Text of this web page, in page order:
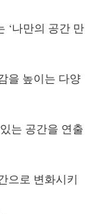
‘나만의 공간 만
을 높이는 다양
는 공간을 연출
으로 변화시키